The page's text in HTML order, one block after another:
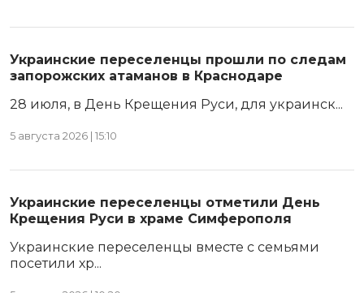
Украинские переселенцы прошли по следам
запорожских атаманов в Краснодаре
28 июля, в День Крещения Руси, для украинск...
5 августа 2026 | 15:10
Украинские переселенцы отметили День
Крещения Руси в храме Симферополя
Украинские переселенцы вместе с семьями
посетили хр...